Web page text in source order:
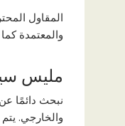
المقاول
والمعتمدة
مليس
نبحث دائمًا
والخارجي.